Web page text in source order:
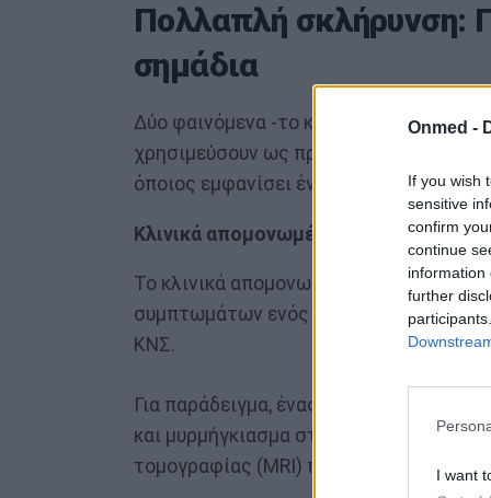
Onmed -
If you wish
sensitive
confirm
continue
information
further
I want
Πολλαπλή σκλήρυνση:
σημάδια
Δύο φαινόμενα -το κλινικά μεμονωμένο
χρησιμεύσουν ως πρώιμα
όποιος εμφανίσει ένα ή και τα δύο, θα
Κλινικά απομονωμένο σύνδρομο
Το κλινικά απομονωμένο σύνδρομο
συμπτωμάτων ενός ατόμου, που
ΚΝΣ.
Για παράδειγμα, ένας ασθενής που έχει
και μυρμήγκιασμα στα πόδια του. Αυτό
τομογραφίας (MRI) που αποκαλύπτουν